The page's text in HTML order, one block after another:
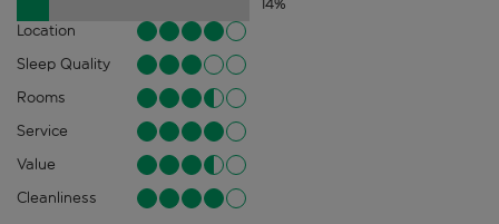
14%
Location
Sleep Quality
Rooms
Service
Value
Cleanliness